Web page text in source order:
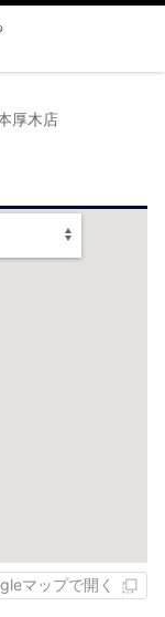
厚木店
マップで開く